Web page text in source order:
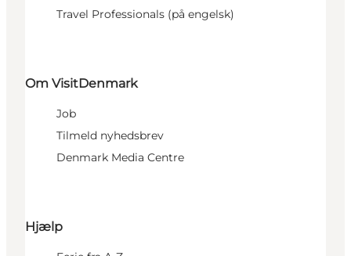
Travel Professionals (på engelsk)
Om VisitDenmark
Job
Tilmeld nyhedsbrev
Denmark Media Centre
Hjælp